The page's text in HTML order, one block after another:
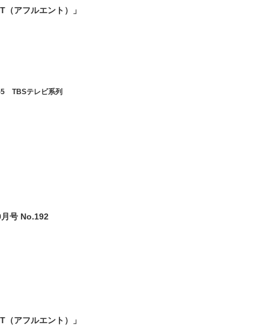
アフルエント）」
TBSテレビ系列
号 No.192
アフルエント）」